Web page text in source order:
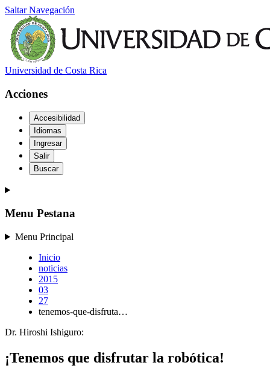
Saltar Navegación
Universidad de Costa Rica
Acciones
Accesibilidad
Idiomas
Ingresar
Salir
Buscar
Menu Pestana
Menu Principal
Inicio
noticias
2015
03
27
tenemos-que-disfruta…
Dr. Hiroshi Ishiguro:
¡Tenemos que disfrutar la robótica!